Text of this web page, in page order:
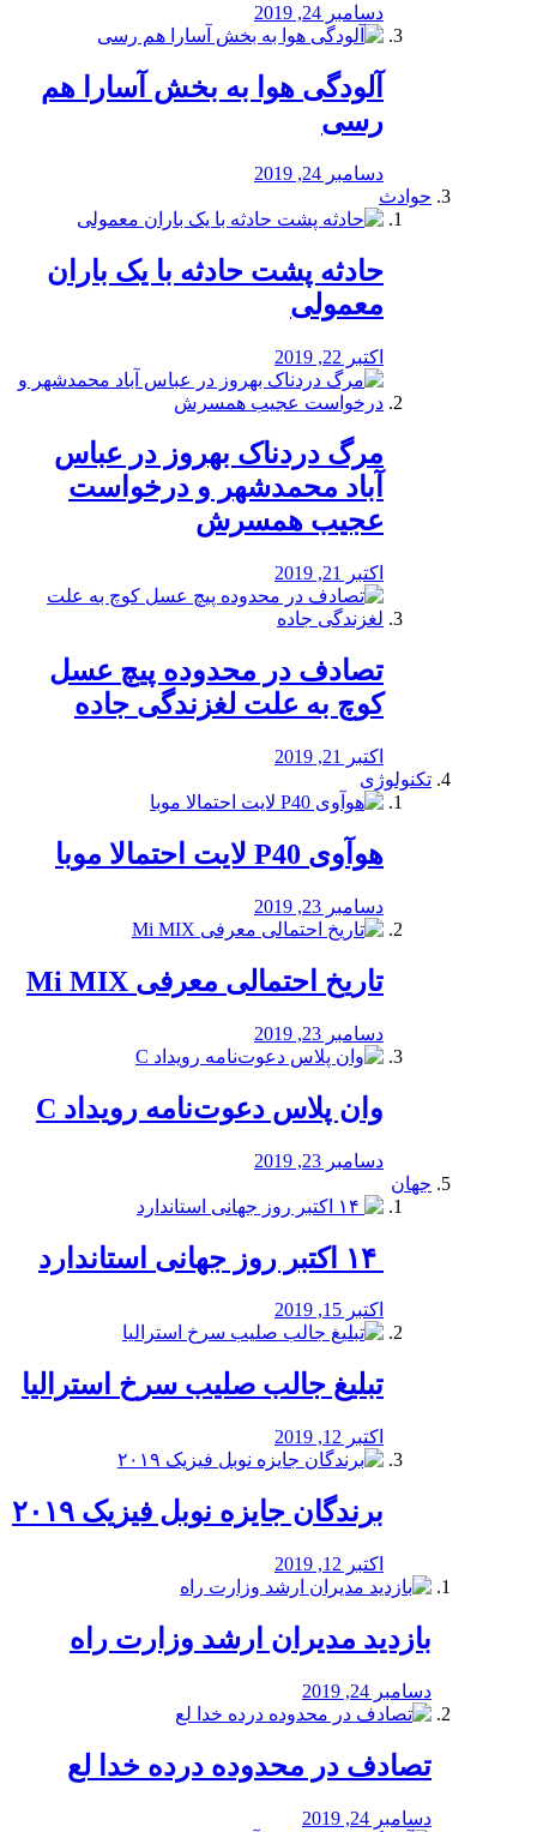
دسامبر 24, 2019
آلودگی هوا به بخش آسارا هم
رسی
دسامبر 24, 2019
حوادث
️حادثه پشت حادثه با یک باران
معمولی
اکتبر 22, 2019
مرگ دردناک بهروز در عباس
آباد محمدشهر و درخواست
عجیب همسرش
اکتبر 21, 2019
تصادف در محدوده پیچ عسل
کوچ به علت لغزندگی جاده
اکتبر 21, 2019
تکنولوژی
هوآوی P40 لایت احتمالا موبا
دسامبر 23, 2019
تاریخ احتمالی معرفی Mi MIX
دسامبر 23, 2019
وان پلاس دعوت‌نامه رویداد C
دسامبر 23, 2019
جهان
اکتبر 15, 2019
تبلیغ جالب صلیب سرخ استرالیا
اکتبر 12, 2019
برندگان جایزه نوبل فیزیک ۲۰۱۹
اکتبر 12, 2019
بازدید مدیران ارشد وزارت راه
دسامبر 24, 2019
تصادف در محدوده درده خدا لع
دسامبر 24, 2019